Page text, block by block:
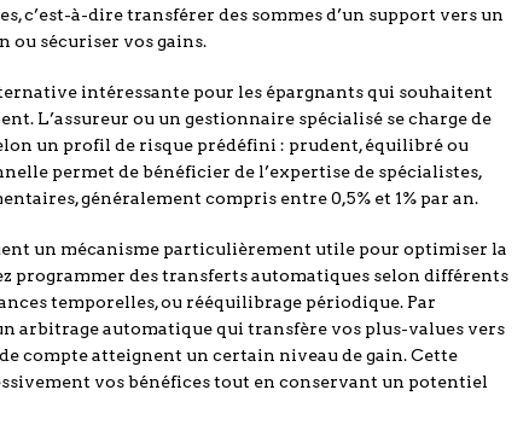
c’est-à-dire transférer des sommes d’un support vers un
sécuriser vos gains.
intéressante pour les épargnants qui souhaitent
L’assureur ou un gestionnaire spécialisé se charge de
un profil de risque prédéfini : prudent, équilibré ou
permet de bénéficier de l’expertise de spécialistes,
généralement compris entre 0,5% et 1% par an.
un mécanisme particulièrement utile pour optimiser la
programmer des transferts automatiques selon différents
temporelles, ou rééquilibrage périodique. Par
arbitrage automatique qui transfère vos plus-values vers
compte atteignent un certain niveau de gain. Cette
vos bénéfices tout en conservant un potentiel